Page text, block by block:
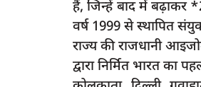
हैं, जिन्हें बाद में बढ़ाकर
वर्ष 1999 से स्थापित
राज्य की राजधानी
द्वारा निर्मित भारत का